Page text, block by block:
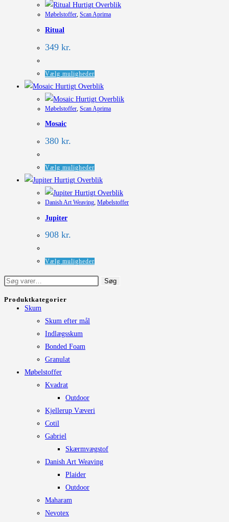
Hurtigt Overblik
Møbelstoffer, Scan Aprima
Ritual
349 kr.
Vælg mulighederDette
vare
har
flere
vælges
Hurtigt Overblik
Hurtigt Overblik
Møbelstoffer Scan Aprima
Mosaic
380 kr.
Vælg muligheder
vare
har
flere
vælges
varesiden
Hurtigt Overblik
Hurtigt Overblik
Danish Art Weaving, Møbelstoffer
Jupiter
908 kr.
Vælg muligheder
har
Søg
Søg
Produktkategorier
Skum
Skum efter mål
Indlægsskum
Bonded Foam
Granulat
Møbelstoffer
Kvadrat
Outdoor
Kjellerup Væveri
Cotil
Gabriel
Skærmvægstof
Danish Art Weaving
Plaider
Outdoor
Maharam
Nevotex